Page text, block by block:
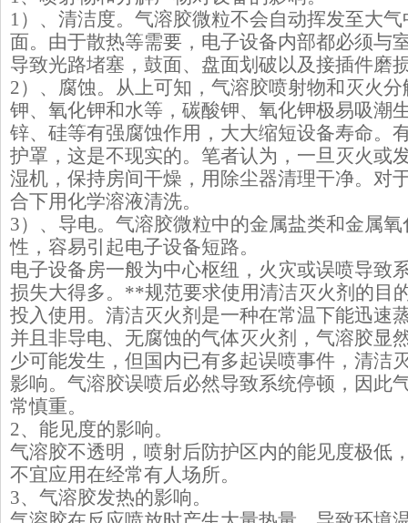
1）、清洁度。气溶胶微粒不会自动挥发至大
面。由于散热等需要，电子设备内部都必须与
导致光路堵塞，鼓面、盘面划破以及接插件磨
2）、腐蚀。从上可知，气溶胶喷射物和灭火
钾、氧化钾和水等，碳酸钾、氧化钾极易吸潮
锌、硅等有强腐蚀作用，大大缩短设备寿命。
护罩，这是不现实的。笔者认为，一旦灭火或
湿机，保持房间干燥，用除尘器清理干净。对
合下用化学溶液清洗。
3）、导电。气溶胶微粒中的金属盐类和金属
性，容易引起电子设备短路。
电子设备房一般为中心枢纽，火灾或误喷导致
损失大得多。**规范要求使用清洁灭火剂的目
投入使用。清洁灭火剂是一种在常温下能迅速
并且非导电、无腐蚀的气体灭火剂，气溶胶显
少可能发生，但国内已有多起误喷事件，清洁
影响。气溶胶误喷后必然导致系统停顿，因此
常慎重。
2、能见度的影响。
气溶胶不透明，喷射后防护区内的能见度极低
不宜应用在经常有人场所。
3、气溶胶发热的影响。